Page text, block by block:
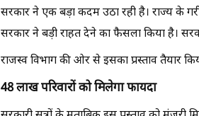
सरकार ने एक बड़ा कदम उठा रही है। राज्य के
सरकार ने बड़ी राहत देने का फैसला किया है।
राजस्व विभाग की ओर से इसका प्रस्ताव तैयार
48 लाख परिवारों को मिलेगा फायदा